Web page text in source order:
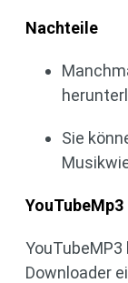
Nachteile
Sie
YouTubeMp3
Downloader